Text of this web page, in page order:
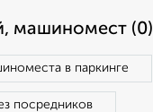
машиномест (0)
в паркинге
посредников